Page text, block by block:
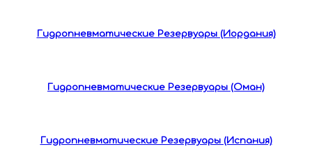
Гидропневматические Резервуары (Иордания)
Гидропневматические Резервуары (Оман)
Гидропневматические Резервуары (Испания)